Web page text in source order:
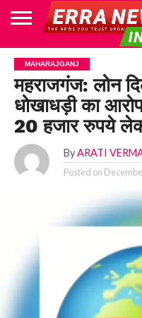
HOME
POLITICS
NEWS
BUSINESS
CULTURE
NATIONAL
SPORTS
LIFESTYLE
TRAVEL
OPINION
BREAKING
NEWS
ENTERTAINMENT
WORLD
CRIME
JOIN
US
MAHARAJGANJ
महराजगंज: लोन
धोखाधड़ी का
20 हजार रुपये
By ARATI
Posted on